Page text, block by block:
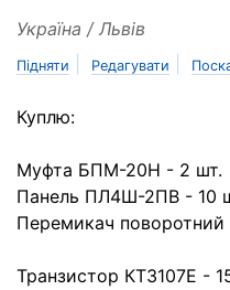
Україна / Львів
Підняти Редагувати
Куплю:
Муфта БПМ-20Н - 2 шт.
Панель ПЛ4Ш-2ПВ - 10
Перемикач
Транзистор КТ3107Е -